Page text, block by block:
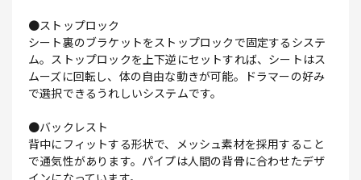
●ストップロック
シート裏のブラケットをストップロックで固定するシステ
ム。ストップロックを上下逆にセットすれば、シートはス
ムーズに回転し、体の自由な動きが可能。ドラマーの好み
で選択できるうれしいシステムです。
●バックレスト
背中にフィットする形状で、メッシュ素材を採用すること
で通気性があります。パイプは人間の背骨に合わせたデザ